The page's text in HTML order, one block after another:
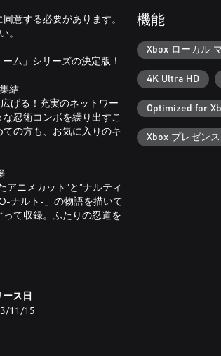
意する必要があります。
。
ム」シリーズの決定版！
結
げる！充実のネットワー
忍術コンボを繰り出すこ
の方も、お気に入りのキ
ニメカット”と”ナルティ
ナルト-」の物語を描いて
て収録。ふたりの忍道を
メ表現をお楽しみくださ
ース日
11/15
機能
Xbox ローカル
4K Ultra HD
Optimized for
Xbox プレゼンス